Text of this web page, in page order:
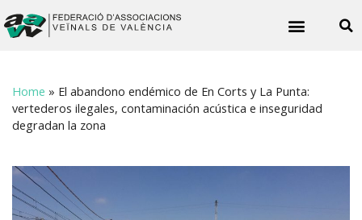
Home » El abandono endémico de En Corts y La Punta:
vertederos ilegales, contaminación acústica e inseguridad
degradan la zona